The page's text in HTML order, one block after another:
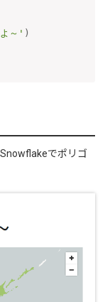
～' )
でポリゴ